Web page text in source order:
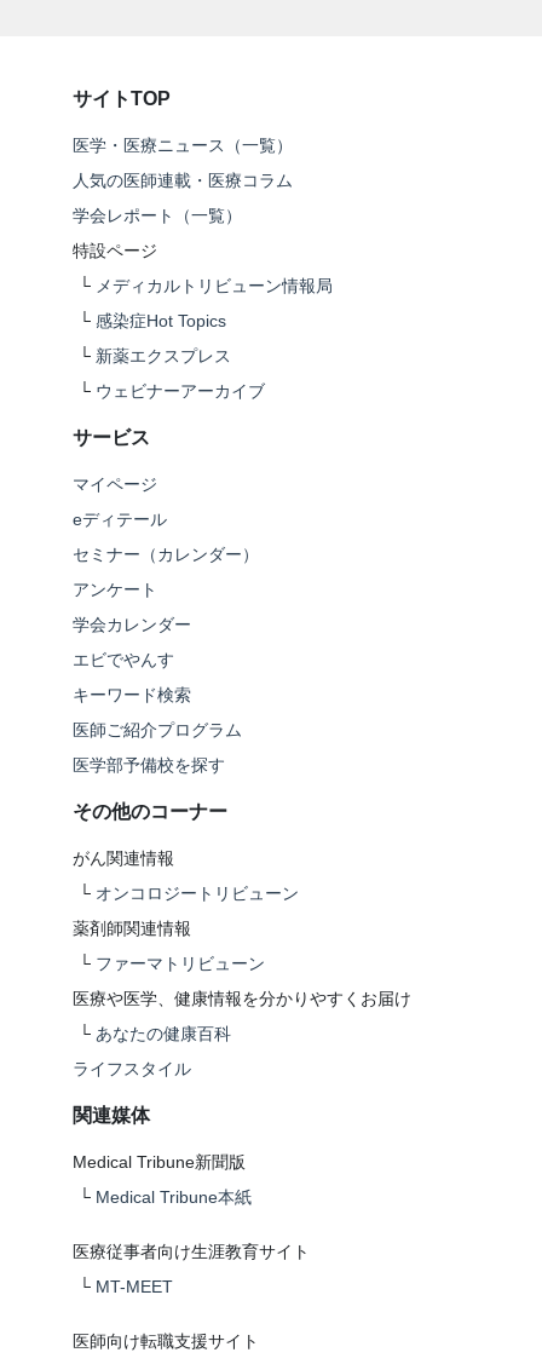
サイトTOP
医学・医療ニュース（一覧）
人気の医師連載・医療コラム
学会レポート（一覧）
特設ページ
└ メディカルトリビューン情報局
└ 感染症Hot Topics
└ 新薬エクスプレス
└ ウェビナーアーカイブ
サービス
マイページ
eディテール
セミナー（カレンダー）
アンケート
学会カレンダー
エビでやんす
キーワード検索
医師ご紹介プログラム
医学部予備校を探す
その他のコーナー
がん関連情報
└ オンコロジートリビューン
薬剤師関連情報
└ ファーマトリビューン
医療や医学、健康情報を分かりやすくお届け
└ あなたの健康百科
ライフスタイル
関連媒体
Medical Tribune新聞版
└ Medical Tribune本紙
医療従事者向け生涯教育サイト
└ MT-MEET
医師向け転職支援サイト